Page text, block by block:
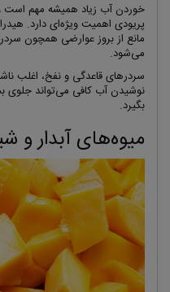
خوردن آب زیاد همیشه مهم
پریودی اهمیت ویژه‌ای دارد.
مانع از بروز عوارضی همچون
می‌شود.
سردرهای قاعدگی و نفخ، اغلب
نوشیدن آب کافی می‌تواند جلوی
بگیرد.
میوه‌های آبدار و